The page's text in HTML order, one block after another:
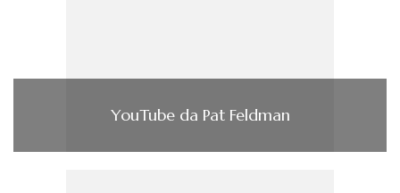
YouTube da Pat Feldman